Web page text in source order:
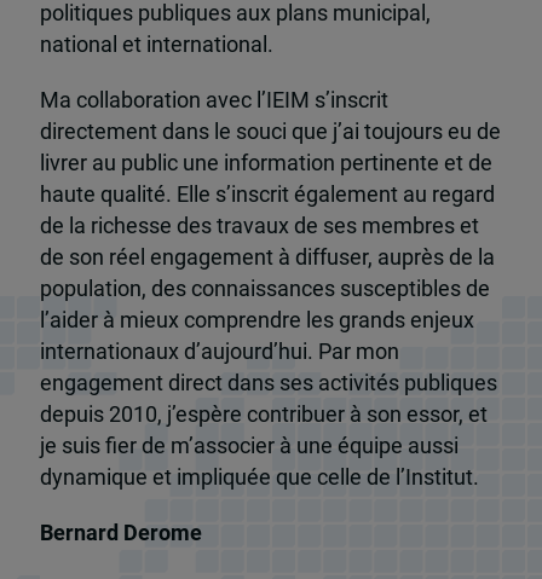
politiques publiques aux plans municipal,
national et international.
Ma collaboration avec l’IEIM s’inscrit
directement dans le souci que j’ai toujours eu de
livrer au public une information pertinente et de
haute qualité. Elle s’inscrit également au regard
de la richesse des travaux de ses membres et
de son réel engagement à diffuser, auprès de la
population, des connaissances susceptibles de
l’aider à mieux comprendre les grands enjeux
internationaux d’aujourd’hui. Par mon
engagement direct dans ses activités publiques
depuis 2010, j’espère contribuer à son essor, et
je suis fier de m’associer à une équipe aussi
dynamique et impliquée que celle de l’Institut.
Bernard Derome